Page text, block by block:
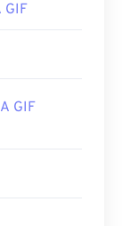
GIF
GIF